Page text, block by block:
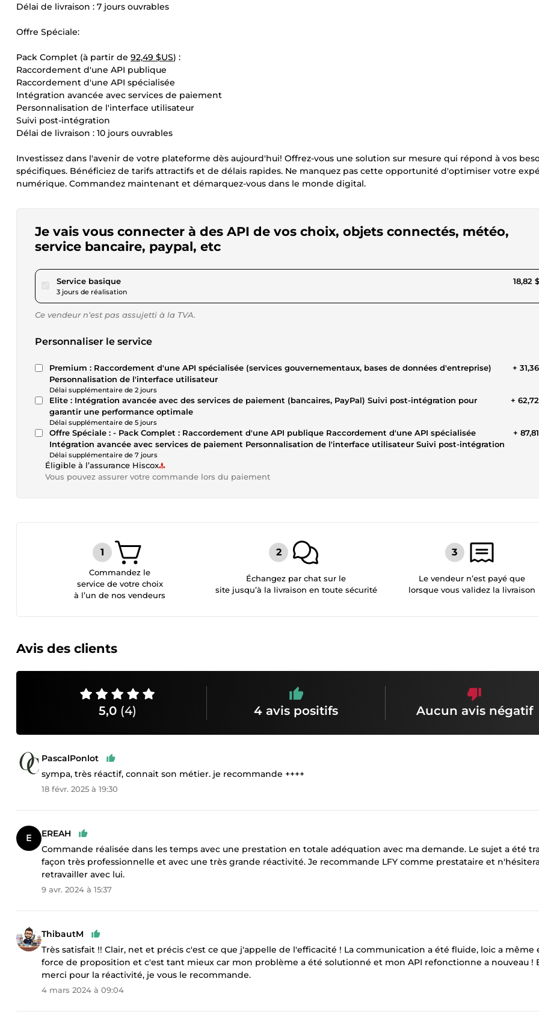
Délai de livraison : 7 jours ouvrables
Offre Spéciale:
Pack Complet (à partir de 92,49 $US) :
Raccordement d'une API publique
Raccordement d'une API spécialisée
Intégration avancée avec services de paiement
Personnalisation de l'interface utilisateur
Suivi post-intégration
Délai de livraison : 10 jours ouvrables
Investissez dans l'avenir de votre plateforme dès aujourd'hui! Offrez-vous une solution sur mesure qui répond à vos
spécifiques. Bénéficiez de tarifs attractifs et de délais rapides. Ne manquez pas cette opportunité d'optimiser votre
numérique. Commandez maintenant et démarquez-vous dans le monde digital.
Je vais vous connecter à des API de vos choix, objets connectés, météo,
service bancaire, paypal, etc
Service basiquepour 17,34 $US
3 jours de réalisation
18,82
Ce vendeur n’est pas assujetti à la TVA.
Personnaliser le service
Premium : Raccordement d'une API spécialisée (services gouvernementaux, bases de données d'entreprise)
Personnalisation de l'interface utilisateur
Délai supplémentaire de 2 jours
+
Elite : Intégration avancée avec des services de paiement (bancaires, PayPal) Suivi post-intégration pour
garantir une performance optimale
Délai supplémentaire de 5 jours
+
Offre Spéciale : - Pack Complet : Raccordement d'une API publique Raccordement d'une API spécialisée
Intégration avancée avec services de paiement Personnalisation de l'interface utilisateur Suivi post-intégration
Délai supplémentaire de 7 jours
+
Éligible à l’assurance Hiscox
Vous pouvez assurer votre commande lors du paiement
Commandez le
service de votre choix
à l’un de nos vendeurs
Échangez par chat sur le
site jusqu’à la livraison en toute sécurité
Le vendeur n’est payé que
lorsque vous validez la livraison
Avis des clients
5,0 (4) 4 avis positifs Aucun avis négatif
PascalPonlot
sympa, très réactif, connait son métier. je recommande ++++
18 févr. 2025 à 19:30
EREAH
Commande réalisée dans les temps avec une prestation en totale adéquation avec ma demande. Le sujet a été
façon très professionnelle et avec une très grande réactivité. Je recommande LFY comme prestataire et
retravailler avec lui.
9 avr. 2024 à 15:37
ThibautM
Très satisfait !! Clair, net et précis c'est ce que j'appelle de l'efficacité ! La communication a été fluide, loic a même
force de proposition et c'est tant mieux car mon problème a été solutionné et mon API refonctionne a nouveau !
merci pour la réactivité, je vous le recommande.
4 mars 2024 à 09:04